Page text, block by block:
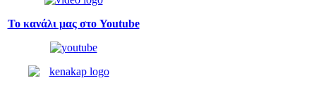
Το κανάλι μας στο Youtube